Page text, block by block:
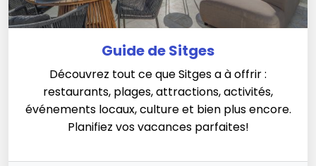
Guide de Sitges
Découvrez tout ce que Sitges a à offrir :
restaurants, plages, attractions, activités,
événements locaux, culture et bien plus encore.
Planifiez vos vacances parfaites!